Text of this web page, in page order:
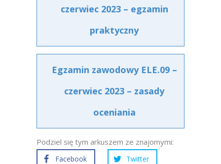
czerwiec 2023 – egzamin
praktyczny
Egzamin zawodowy ELE.09 –
czerwiec 2023 – zasady
oceniania
Podziel się tym arkuszem ze znajomymi:
Facebook Twitter